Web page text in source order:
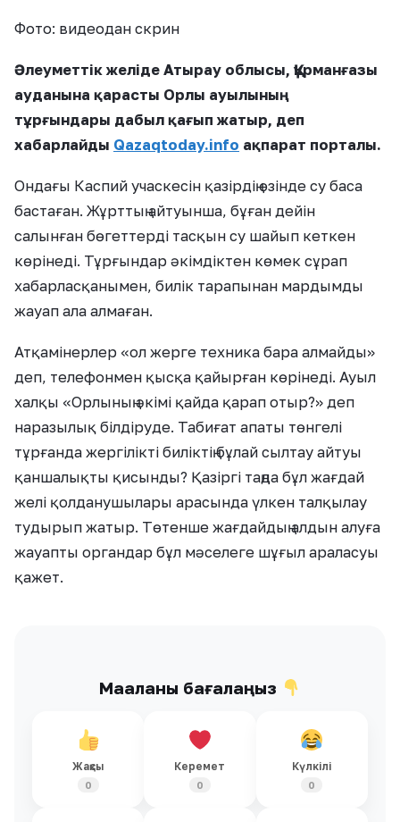
Фото: видеодан скрин
Әлеуметтік желіде Атырау облысы, Құрманғазы
ауданына қарасты Орлы ауылының
тұрғындары дабыл қағып жатыр, деп
хабарлайды Qazaqtoday.info ақпарат порталы.
Ондағы Каспий учаскесін қазірдің өзінде су баса
бастаған. Жұрттың айтуынша, бұған дейін
салынған бөгеттерді тасқын су шайып кеткен
көрінеді. Тұрғындар әкімдіктен көмек сұрап
хабарласқанымен, билік тарапынан мардымды
жауап ала алмаған.
Атқамінерлер «ол жерге техника бара алмайды»
деп, телефонмен қысқа қайырған көрінеді. Ауыл
халқы «Орлының әкімі қайда қарап отыр?» деп
наразылық білдіруде. Табиғат апаты төнгелі
тұрғанда жергілікті биліктің бұлай сылтау айтуы
қаншалықты қисынды? Қазіргі таңда бұл жағдай
желі қолданушылары арасында үлкен талқылау
тудырып жатыр. Төтенше жағдайдың алдын алуға
жауапты органдар бұл мәселеге шұғыл араласуы
қажет.
Мақаланы бағалаңыз
Жақсы
0
Керемет
0
Күлкілі
0